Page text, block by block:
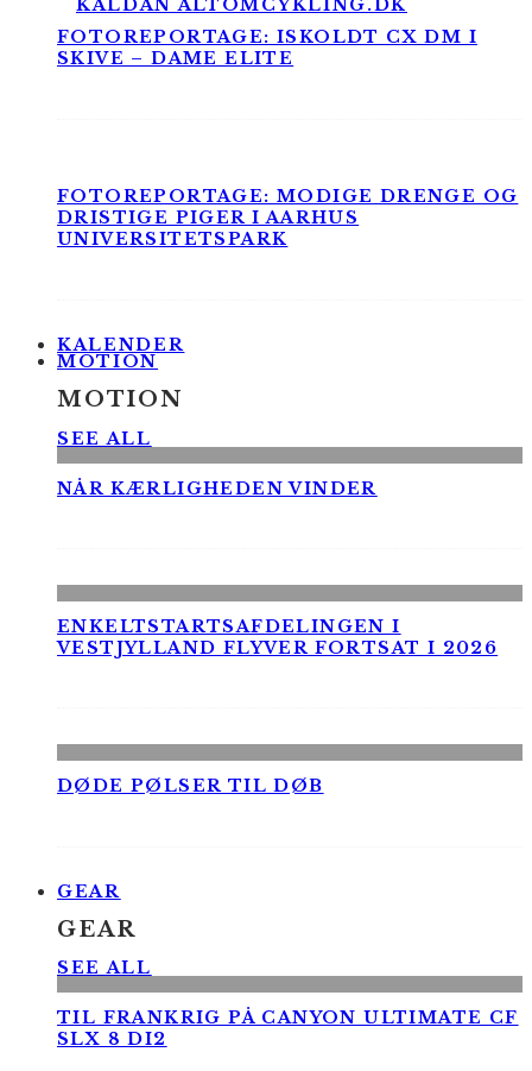
FOTOREPORTAGE: ISKOLDT CX DM I
SKIVE – DAME ELITE
FOTOREPORTAGE: MODIGE DRENGE OG
DRISTIGE PIGER I AARHUS
UNIVERSITETSPARK
KALENDER
MOTION
MOTION
SEE ALL
NÅR KÆRLIGHEDEN VINDER
ENKELTSTARTSAFDELINGEN I
VESTJYLLAND FLYVER FORTSAT I 2026
DØDE PØLSER TIL DØB
GEAR
GEAR
SEE ALL
TIL FRANKRIG PÅ CANYON ULTIMATE CF
SLX 8 DI2